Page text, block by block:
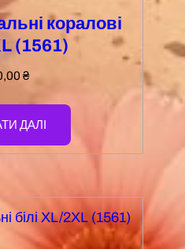
коралові
(1561)
₴
ДАЛІ